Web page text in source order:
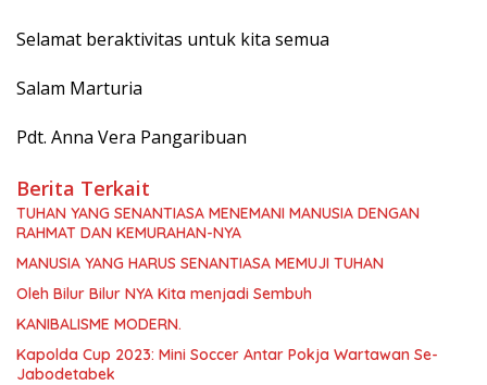
Selamat beraktivitas untuk kita semua
Salam Marturia
Pdt. Anna Vera Pangaribuan
Berita Terkait
TUHAN YANG SENANTIASA MENEMANI MANUSIA DENGAN
RAHMAT DAN KEMURAHAN-NYA
MANUSIA YANG HARUS SENANTIASA MEMUJI TUHAN
Oleh Bilur Bilur NYA Kita menjadi Sembuh
KANIBALISME MODERN.
Kapolda Cup 2023: Mini Soccer Antar Pokja Wartawan Se-
Jabodetabek